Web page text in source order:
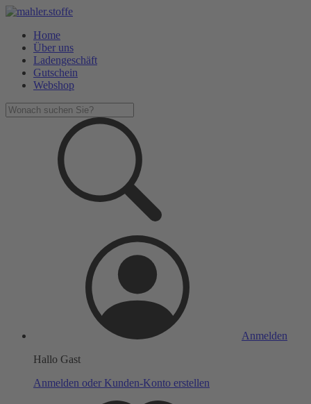
Home
Über uns
Ladengeschäft
Gutschein
Webshop
Anmelden
Hallo Gast
Anmelden oder Kunden-Konto erstellen